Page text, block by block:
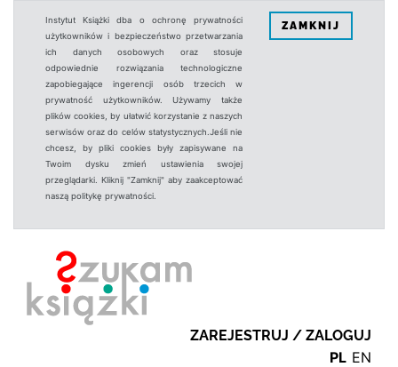
Instytut Książki dba o ochronę prywatności
użytkowników i bezpieczeństwo przetwarzania
ich danych osobowych oraz stosuje
odpowiednie rozwiązania technologiczne
zapobiegające ingerencji osób trzecich w
prywatność użytkowników. Używamy także
plików cookies, by ułatwić korzystanie z naszych
serwisów oraz do celów statystycznych.Jeśli nie
chcesz, by pliki cookies były zapisywane na
Twoim dysku zmień ustawienia swojej
przeglądarki. Kliknij "Zamknij" aby zaakceptować
naszą politykę prywatności.
ZAMKNIJ
ZAREJESTRUJ / ZALOGUJ
PL EN